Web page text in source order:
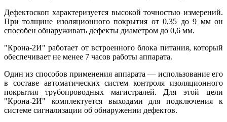
Дефектоскоп характеризуется высокой точностью измерений.
При толщине изоляционного покрытия от 0,35 до 9 мм он
способен обнаруживать дефекты диаметром до 0,6 мм.
"Крона-2И" работает от встроенного блока питания, который
обеспечивает не менее 7 часов работы аппарата.
Один из способов применения аппарата — использование его
в составе автоматических систем контроля изоляционного
покрытия трубопроводных магистралей. Для этой цели
"Крона-2И" комплектуется выходами для подключения к
системе сигнализации об обнаружении дефектов.